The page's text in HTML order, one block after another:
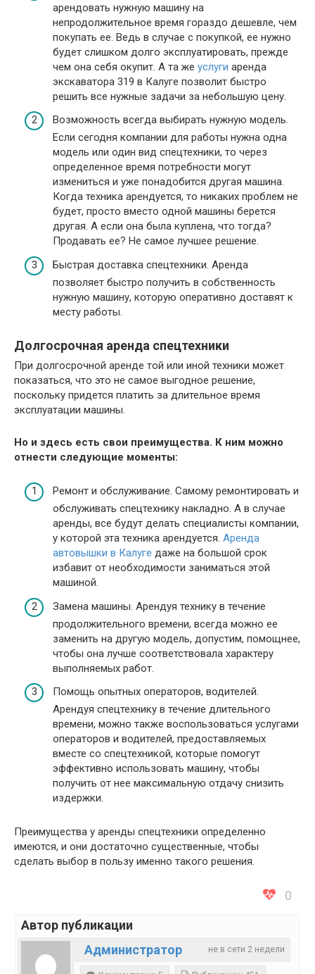
арендовать нужную машину на
непродолжительное время гораздо дешевле, чем
покупать ее. Ведь в случае с покупкой, ее нужно
будет слишком долго эксплуатировать, прежде
чем она себя окупит. А та же услуги аренда
экскаватора 319 в Калуге позволит быстро
решить все нужные задачи за небольшую цену.
Возможность всегда выбирать нужную модель.
Если сегодня компании для работы нужна одна
модель или один вид спецтехники, то через
определенное время потребности могут
измениться и уже понадобится другая машина.
Когда техника арендуется, то никаких проблем не
будет, просто вместо одной машины берется
другая. А если она была куплена, что тогда?
Продавать ее? Не самое лучшее решение.
Быстрая доставка спецтехники. Аренда
позволяет быстро получить в собственность
нужную машину, которую оперативно доставят к
месту работы.
Долгосрочная аренда спецтехники
При долгосрочной аренде той или иной техники может
показаться, что это не самое выгодное решение,
поскольку придется платить за длительное время
эксплуатации машины.
Но и здесь есть свои преимущества. К ним можно
отнести следующие моменты:
Ремонт и обслуживание. Самому ремонтировать и
обслуживать спецтехнику накладно. А в случае
аренды, все будут делать специалисты компании,
у которой эта техника арендуется. Аренда
автовышки в Калуге даже на большой срок
избавит от необходимости заниматься этой
машиной.
Замена машины. Арендуя технику в течение
продолжительного времени, всегда можно ее
заменить на другую модель, допустим, помощнее,
чтобы она лучше соответствовала характеру
выполняемых работ.
Помощь опытных операторов, водителей.
Арендуя спецтехнику в течение длительного
времени, можно также воспользоваться услугами
операторов и водителей, предоставляемых
вместе со спецтехникой, которые помогут
эффективно использовать машину, чтобы
получить от нее максимальную отдачу снизить
издержки.
Преимущества у аренды спецтехники определенно
имеются, и они достаточно существенные, чтобы
сделать выбор в пользу именно такого решения.
0
Автор публикации
не в сети 2 недели
Администратор